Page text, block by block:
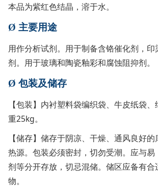
本品为紫红色结晶，溶于水。
Ø 主要用途
用作分析试剂。用于制备含铬催化剂，印
剂。用于玻璃和陶瓷釉彩和腐蚀阻抑剂。
Ø 包装及储存
【包装】内衬塑料袋编织袋、牛皮纸袋
重25kg。
【储存】储存于阴凉、干燥、通风良好的
热源。包装必须密封，切勿受潮。应与
剂等分开存放，切忌混储。储区应备有
物。